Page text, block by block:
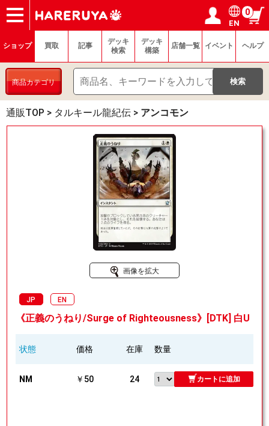
ショップ
買取
記事
デッキ検索
デッキ構築
選手一覧
店舗一覧
イベント
ヘルプ
お問い合わせ ログイン／会員登録
マイページ
EN
0
ショップ 買取 記事
デッキ
検索
デッキ
構築
店舗一覧 イベント ヘルプ
商品カテゴリ
通販TOP > タルキール龍紀伝 > アンコモン
画像を拡大
JP EN
《正義のうねり/Surge of Righteousness》[DTK] 白U
状態 価格 在庫 数量
NM ￥50 24 カートに追加